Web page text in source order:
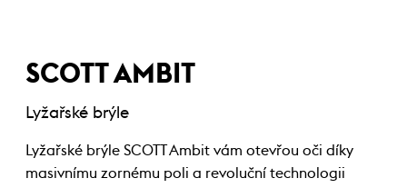
SCOTT AMBIT
Lyžařské brýle
Lyžařské brýle SCOTT Ambit vám otevřou oči díky
masivnímu zornému poli a revoluční technologii